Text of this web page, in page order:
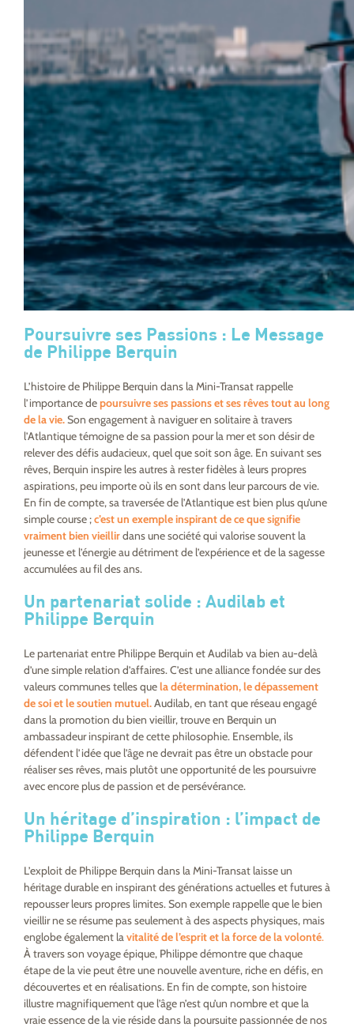
Poursuivre ses Passions : Le Message
de Philippe Berquin
L’histoire de Philippe Berquin dans la Mini-Transat rappelle
l’importance depoursuivre ses passions et ses rêves tout au long
de la vie.Son engagement à naviguer en solitaire à travers
l’Atlantique témoigne de sa passion pour la mer et son désir de
relever des défis audacieux, quel que soit son âge. En suivant ses
rêves, Berquin inspire les autres à rester fidèles à leurs propres
aspirations, peu importe où ils en sont dans leur parcours de vie.
En fin de compte, sa traversée de l’Atlantique est bien plus qu’une
simple course ;c’est un exemple inspirant de ce que signifie
vraiment bien vieillirdans une société qui valorise souvent la
jeunesse et l’énergie au détriment de l’expérience et de la sagesse
accumulées au fil des ans.
Un partenariat solide : Audilab et
Philippe Berquin
Le partenariat entre Philippe Berquin et Audilab va bien au-delà
d’une simple relation d’affaires. C’est une alliance fondée sur des
valeurs communes telles quela détermination, le dépassement
de soi et le soutien mutuel.Audilab, en tant que réseau engagé
dans la promotion du bien vieillir, trouve en Berquin un
ambassadeur inspirant de cette philosophie. Ensemble, ils
défendent l’idée que l’âge ne devrait pas être un obstacle pour
réaliser ses rêves, mais plutôt une opportunité de les poursuivre
avec encore plus de passion et de persévérance.
Un héritage d’inspiration : l’impact de
Philippe Berquin
L’exploit de Philippe Berquin dans la Mini-Transat laisse un
héritage durable en inspirant des générations actuelles et futures à
repousser leurs propres limites. Son exemple rappelle que le bien
vieillir ne se résume pas seulement à des aspects physiques, mais
englobe également lavitalité de l’esprit et la force de la volonté.
À travers son voyage épique, Philippe démontre que chaque
étape de la vie peut être une nouvelle aventure, riche en défis, en
découvertes et en réalisations. En fin de compte, son histoire
illustre magnifiquement que l’âge n’est qu’un nombre et que la
vraie essence de la vie réside dans la poursuite passionnée de nos